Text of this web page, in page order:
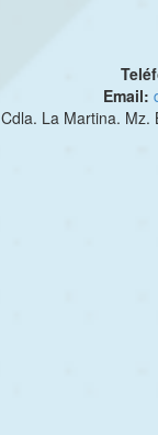
Email:
Cdla. La Martina. Mz.